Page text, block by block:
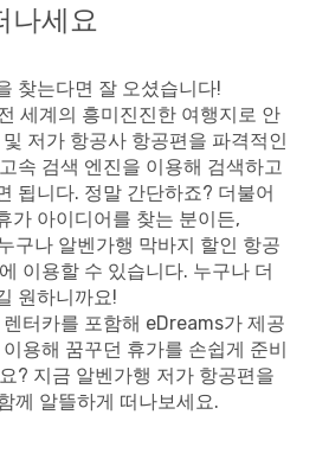
나세요
찾는다면 잘 오셨습니다!
세계의 흥미진진한 여행지로 안
저가 항공사 항공편을 파격적인
속 검색 엔진을 이용해 검색하고
됩니다. 정말 간단하죠? 더불어
가 아이디어를 찾는 분이든,
구나 알벤가행 막바지 할인 항공
이용할 수 있습니다. 누구나 더
원하니까요!
터카를 포함해 eDreams가 제공
용해 꿈꾸던 휴가를 손쉽게 준비
? 지금 알벤가행 저가 항공편을
께 알뜰하게 떠나보세요.